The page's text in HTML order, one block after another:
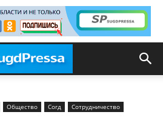
Общество Согд
Сотрудничество